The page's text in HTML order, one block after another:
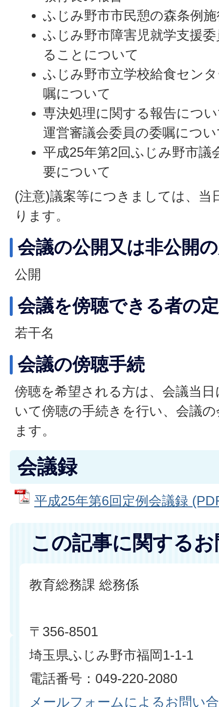
ふじみ野市市民憩の森条例
ふじみ野市障害児就学支援
ることについて
ふじみ野市立学校給食セン
嘱について
専決処理に関する報告につ
運営審議会委員の委嘱につ
平成25年第2回ふじみ野市議
要について
(注意)議案等につきましては、当
ります。
会議の公開又は非公開
公開
会議を傍聴できる者の
若干名
会議の傍聴手続
傍聴を希望される方は、会議当
いて傍聴の手続きを行い、会議
ます。
会議録
平成25年第6回定例会議録
この記事に関する
教育総務課 総務係
〒356-8501
埼玉県ふじみ野市福岡1-1-1
電話番号：049-220-2080
メールフォームによるお問い